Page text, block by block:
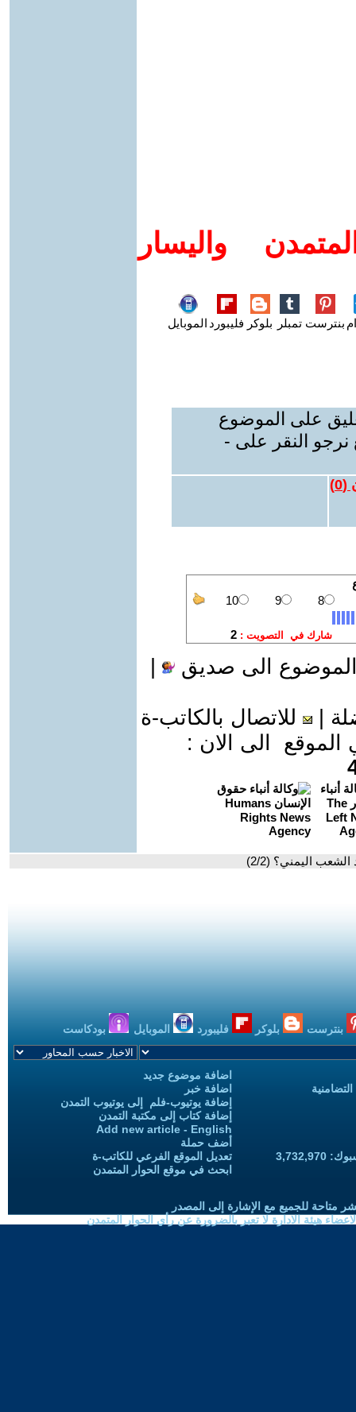
واليسار
بنترست تمبلر بلوكر فليبورد الموبايل
على الموضوع
نرجو النقر على -
(
0
)
الى صديق
للاتصال بالكاتب-ة
الى الان :
اليمني؟ (2/2)
بنترست بلوكر فليبورد الموبايل بودكاست
اضافة موضوع جديد
اضافة خبر
إضافة يوتيوب-فلم إلى يوتيوب التمدن
إضافة كتاب إلى مكتبة التمدن
Add new article - English
أضف حملة
تعديل الموقع الفرعي للكاتب-ة
ابحث في موقع الحوار المتمدن
متاحة للجميع مع الإشارة إلى المصدر
هيئة الادارة لا تعبر بالضرورة عن رأي الحوار المتمدن